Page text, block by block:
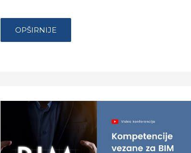
…
NOVOGODIŠNJA
AKCIJA:
MS
OPŠIRNIJE